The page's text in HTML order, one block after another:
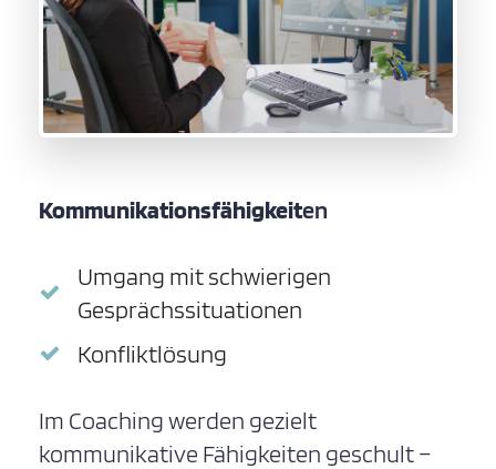
Kommunikationsfähigkeiten
Umgang mit schwierigen
Gesprächssituationen
Konfliktlösung
Im Coaching werden gezielt
kommunikative Fähigkeiten geschult –